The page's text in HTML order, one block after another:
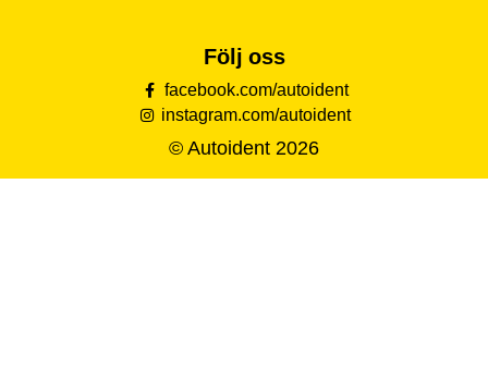
Följ oss
facebook.com/autoident
instagram.com/autoident
© Autoident 2026